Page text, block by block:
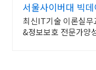
서울사이버대 빅
호 2026 가을학기
최신IT기술 이론실무
&정보보호 전문가양